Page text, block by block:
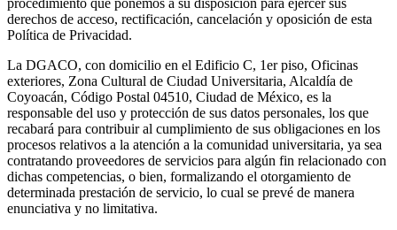
procedimiento que ponemos a su disposición para ejercer sus
derechos de acceso, rectificación, cancelación y oposición de esta
Política de Privacidad.
La DGACO, con domicilio en el Edificio C, 1er piso, Oficinas
exteriores, Zona Cultural de Ciudad Universitaria, Alcaldía de
Coyoacán, Código Postal 04510, Ciudad de México, es la
responsable del uso y protección de sus datos personales, los que
recabará para contribuir al cumplimiento de sus obligaciones en los
procesos relativos a la atención a la comunidad universitaria, ya sea
contratando proveedores de servicios para algún fin relacionado con
dichas competencias, o bien, formalizando el otorgamiento de
determinada prestación de servicio, lo cual se prevé de manera
enunciativa y no limitativa.